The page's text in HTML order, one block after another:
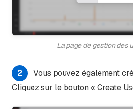
La page de gestion des
2
Vous pouvez également
Cliquez sur le bouton « Create